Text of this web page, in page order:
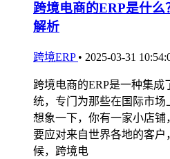
跨境电商的ERP是什
解析
跨境ERP • 2025-03-31
跨境电商的ERP是一种集
统，专门为那些在国际市场
想象一下，你有一家小店
要应对来自世界各地的客
候，跨境电